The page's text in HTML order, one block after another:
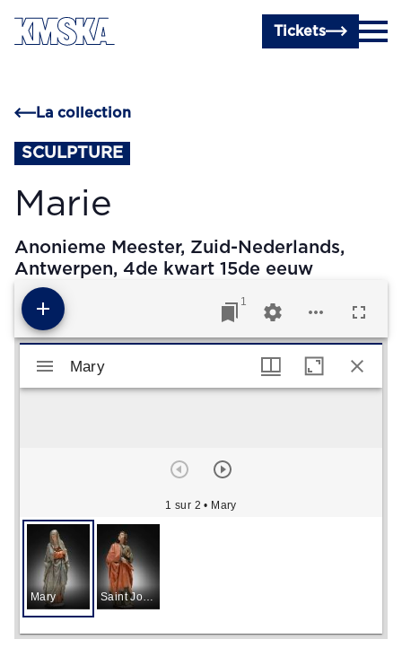
Passer au contenu principal
Tickets
La collection
SCULPTURE
Marie
Anonieme Meester, Zuid-Nederlands,
Antwerpen, 4de kwart 15de eeuw
1
Visualiseur Mirador
Mary
1 sur 2 • Mary
Mary Saint John
Mary